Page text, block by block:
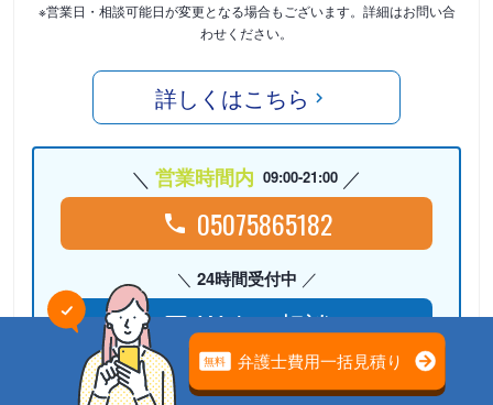
※営業日・相談可能日が変更となる場合もございます。詳細はお問い合
わせください。
詳しくはこちら
営業時間内 09:00-21:00
05075865182
24時間受付中
Webで相談
検討リストに追加